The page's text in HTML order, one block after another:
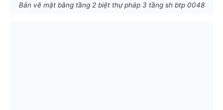
Bản vẽ mặt bằng tầng 2 biệt thự pháp 3 tầng sh btp 0048